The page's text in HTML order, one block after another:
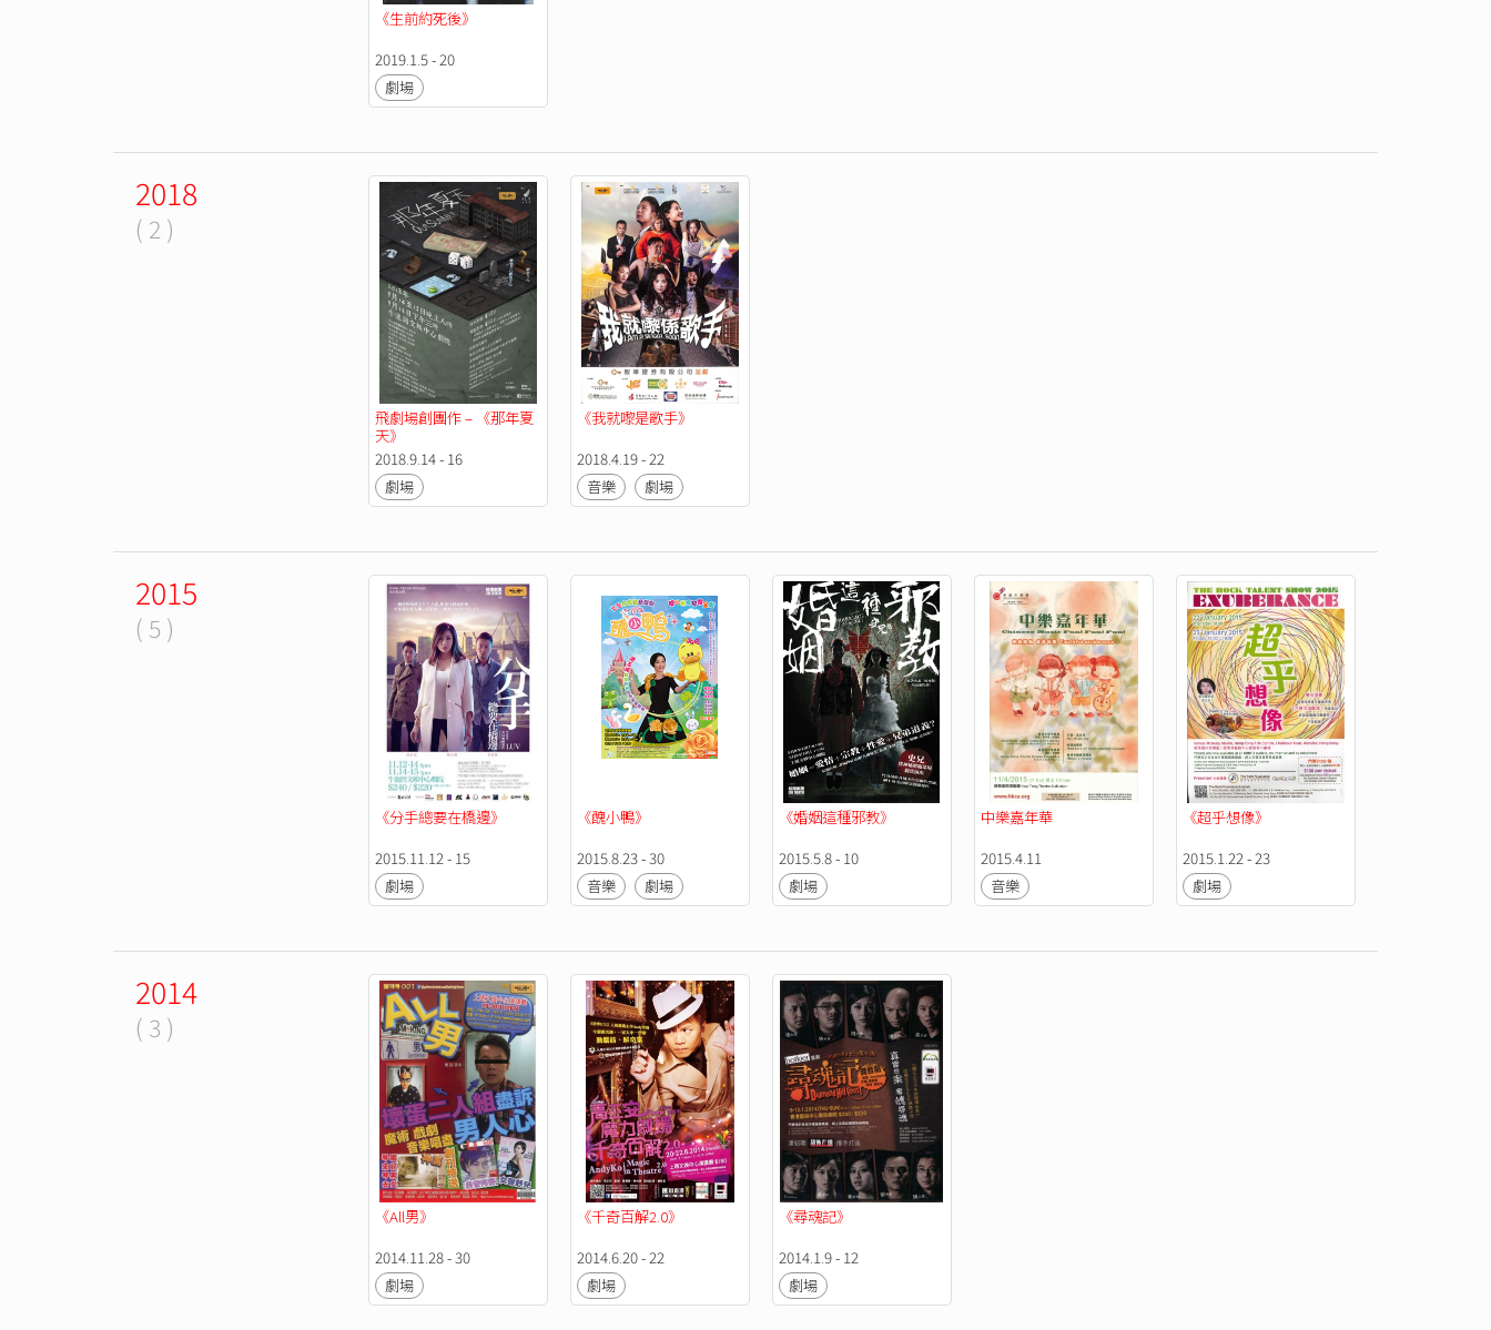
《生前約死後》
2019.1.5 - 20
劇場
2018
( 2 )
飛劇場創團作 – 《那年夏
天》
2018.9.14 - 16
劇場
《我就嚟是歌手》
2018.4.19 - 22
音樂
劇場
2015
( 5 )
《分手總要在橋邊》
2015.11.12 - 15
劇場
《醜小鴨》
2015.8.23 - 30
音樂
劇場
《婚姻這種邪教》
2015.5.8 - 10
劇場
中樂嘉年華
2015.4.11
音樂
《超乎想像》
2015.1.22 - 23
劇場
2014
( 3 )
《All男》
2014.11.28 - 30
劇場
《千奇百解2.0》
2014.6.20 - 22
劇場
《尋魂記》
2014.1.9 - 12
劇場